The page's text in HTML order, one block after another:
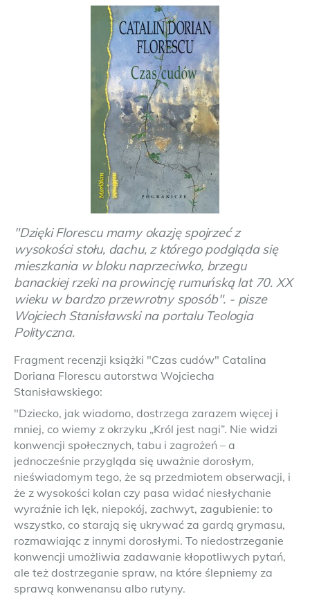
"Dzięki Florescu mamy okazję spojrzeć z
wysokości stołu, dachu, z którego podgląda się
mieszkania w bloku naprzeciwko, brzegu
banackiej rzeki na prowincję rumuńską lat 70. XX
wieku w bardzo przewrotny sposób". - pisze
Wojciech Stanisławski na portalu Teologia
Polityczna.
Fragment recenzji książki "Czas cudów" Catalina
Doriana Florescu autorstwa Wojciecha
Stanisławskiego:
"Dziecko, jak wiadomo, dostrzega zarazem więcej i
mniej, co wiemy z okrzyku „Król jest nagi”. Nie widzi
konwencji społecznych, tabu i zagrożeń – a
jednocześnie przygląda się uważnie dorosłym,
nieświadomym tego, że są przedmiotem obserwacji, i
że z wysokości kolan czy pasa widać niesłychanie
wyraźnie ich lęk, niepokój, zachwyt, zagubienie: to
wszystko, co starają się ukrywać za gardą grymasu,
rozmawiając z innymi dorosłymi. To niedostrzeganie
konwencji umożliwia zadawanie kłopotliwych pytań,
ale też dostrzeganie spraw, na które ślepniemy za
sprawą konwenansu albo rutyny.